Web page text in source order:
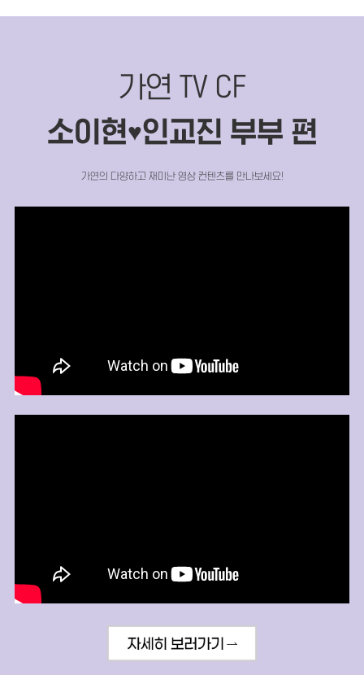
가연 TV CF
소이현♥인교진 부부 편
가연의 다양하고 재미난 영상 컨텐츠를 만나보세요!